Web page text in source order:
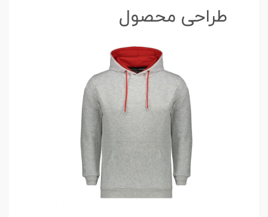
طراحی محصول